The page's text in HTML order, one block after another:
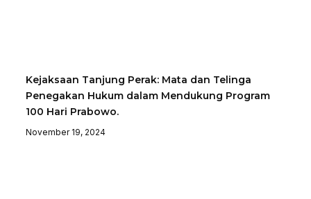
Kejaksaan Tanjung Perak: Mata dan Telinga
Penegakan Hukum dalam Mendukung Program
100 Hari Prabowo.
November 19, 2024